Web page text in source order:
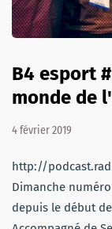
B4 esport
monde de
4 février 2019
http://
Dimanche
depuis le début